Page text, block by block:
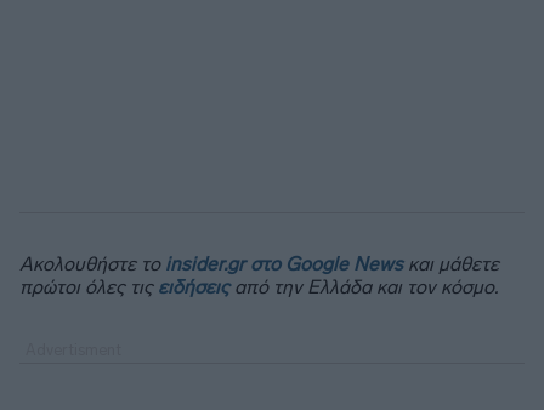
Ακολουθήστε το insider.gr στο Google Newsκαι μάθετε
πρώτοι όλες τις ειδήσειςαπό την Ελλάδα και τον κόσμο.